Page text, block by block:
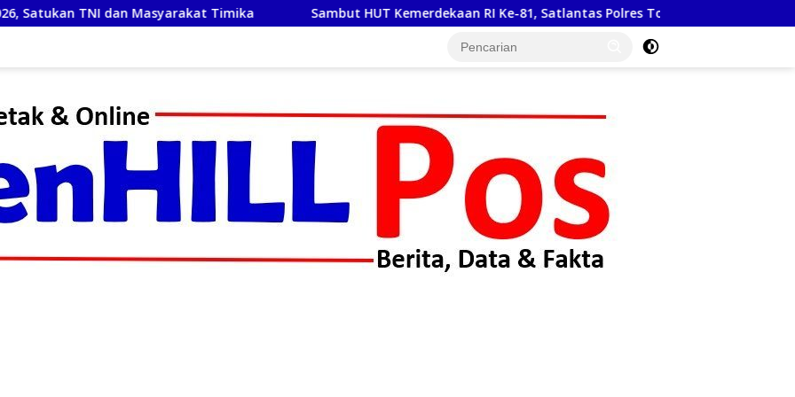
Timika Sambut HUT Kemerdekaan RI Ke-81, Satlantas Polres Toba Bagi Sembako Kepada Warga Kurang Mampu